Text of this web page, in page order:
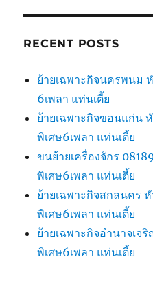
RECENT POSTS
ย้ายเฉพาะกิจนครพนม
6เพลา แท่นเตี้ย
ย้ายเฉพาะกิจขอนแก่น
พิเศษ6เพลา แท่นเตี้ย
ขนย้ายเครื่องจักร
พิเศษ6เพลา แท่นเตี้ย
ย้ายเฉพาะกิจสกลนคร
พิเศษ6เพลา แท่นเตี้ย
ย้ายเฉพาะกิจอำนาจเจ
พิเศษ6เพลา แท่นเตี้ย